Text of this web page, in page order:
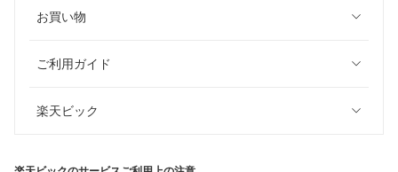
お買い物
ご利用ガイド
楽天ビック